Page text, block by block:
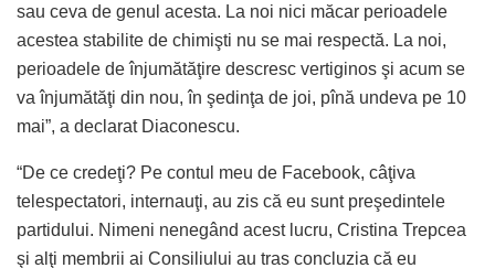
sau ceva de genul acesta. La noi nici măcar perioadele
acestea stabilite de chimişti nu se mai respectă. La noi,
perioadele de înjumătăţire descresc vertiginos şi acum se
va înjumătăţi din nou, în şedinţa de joi, pînă undeva pe 10
mai”, a declarat Diaconescu.
“De ce credeţi? Pe contul meu de Facebook, câţiva
telespectatori, internauţi, au zis că eu sunt preşedintele
partidului. Nimeni nenegând acest lucru, Cristina Trepcea
şi alţi membrii ai Consiliului au tras concluzia că eu